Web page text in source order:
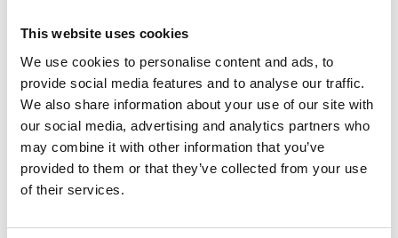
This website uses cookies
We use cookies to personalise content and ads, to
provide social media features and to analyse our traffic.
We also share information about your use of our site with
our social media, advertising and analytics partners who
may combine it with other information that you’ve
provided to them or that they’ve collected from your use
of their services.
För hela familjen
2024 stod Varbergs nya butik och bygglagar klart. Förmodligen
ett av Sveriges mest välsorterade byggvaruhus som välkomnar
både dig som konsument och proffskund. Varbergs Trä har allt